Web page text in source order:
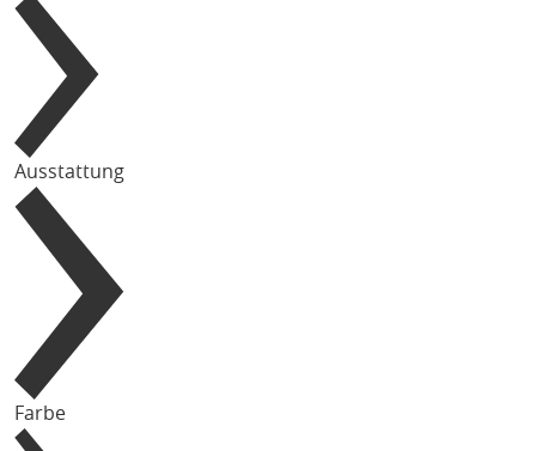
Ausstattung
Farbe